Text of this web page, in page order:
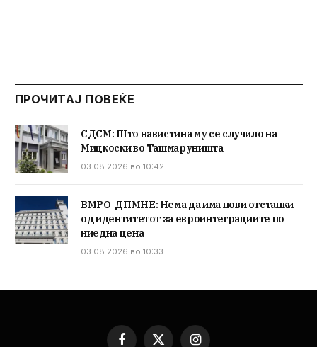
ПРОЧИТАЈ ПОВЕЌЕ
СДСМ: Што навистина му се случило на
Мицкоски во Ташмаруништа
03.08.2026 во 10:42
ВМРО-ДПМНЕ: Нема да има нови отстапки
од идентитетот за евроинтеграциите по
ниедна цена
03.08.2026 во 10:33